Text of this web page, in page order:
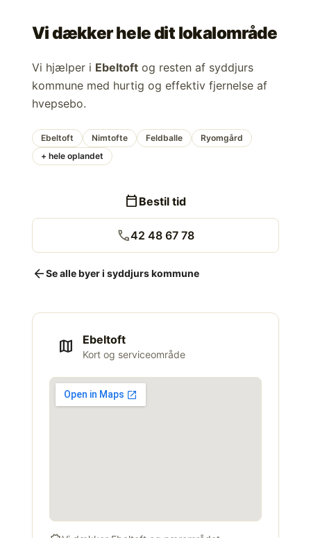
Vi dækker hele dit lokalområde
Vi hjælper i Ebeltoft og resten af syddjurs
kommune med hurtig og effektiv fjernelse af
hvepsebo.
Ebeltoft Nimtofte Feldballe
Ryomgård
+ hele oplandet
calendar_today Bestil tid
call42 48 67 78
arrow_backSe alle byer i syddjurs kommune
map Ebeltoft
Kort og serviceområde